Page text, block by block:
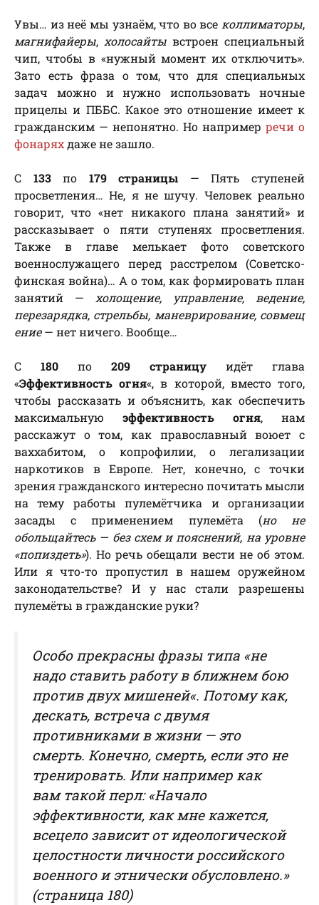
Увы… из неё мы узнаём, что во все коллиматоры,
магнифайеры, холосайты встроен специальный
чип, чтобы в «нужный момент их отключить».
Зато есть фраза о том, что для специальных
задач можно и нужно использовать ночные
прицелы и ПББС. Какое это отношение имеет к
гражданским — непонятно. Но например речи о
фонарях даже не зашло.
С 133по 179 страницы — Пять ступеней
просветления… Не, я не шучу. Человек реально
говорит, что «нет никакого плана занятий» и
рассказывает о пяти ступенях просветления.
Также в главе мелькает фото советского
военнослужащего перед расстрелом (Советско-
финская война)… А о том, как формировать план
занятий — холощение, управление, ведение,
перезарядка, стрельбы, маневрирование, совмещ
ение— нет ничего. Вообще…
С 180 по 209 страницу идёт глава
«Эффективность огня«, в которой, вместо того,
чтобы рассказать и объяснить, как обеспечить
максимальную эффективность огня, нам
расскажут о том, как православный воюет с
ваххабитом, о копрофилии, о легализации
наркотиков в Европе. Нет, конечно, с точки
зрения гражданского интересно почитать мысли
на тему работы пулемётчика и организации
засады с применением пулемёта (но не
обольщайтесь — без схем и пояснений, на уровне
«попиздеть»). Но речь обещали вести не об этом.
Или я что-то пропустил в нашем оружейном
законодательстве? И у нас стали разрешены
пулемёты в гражданские руки?
Особо прекрасны фразы типа «не
надо ставить работу в ближнем бою
против двух мишеней«. Потому как,
дескать, встреча с двумя
противниками в жизни — это
смерть. Конечно, смерть, если это не
тренировать. Или например как
вам такой перл: «Начало
эффективности, как мне кажется,
всецело зависит от идеологической
целостности личности российского
военного и этнически обусловлено.»
(страница 180)